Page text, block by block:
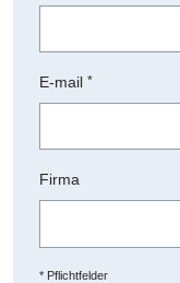
E-mail *
Firma
* Pflichtfelder